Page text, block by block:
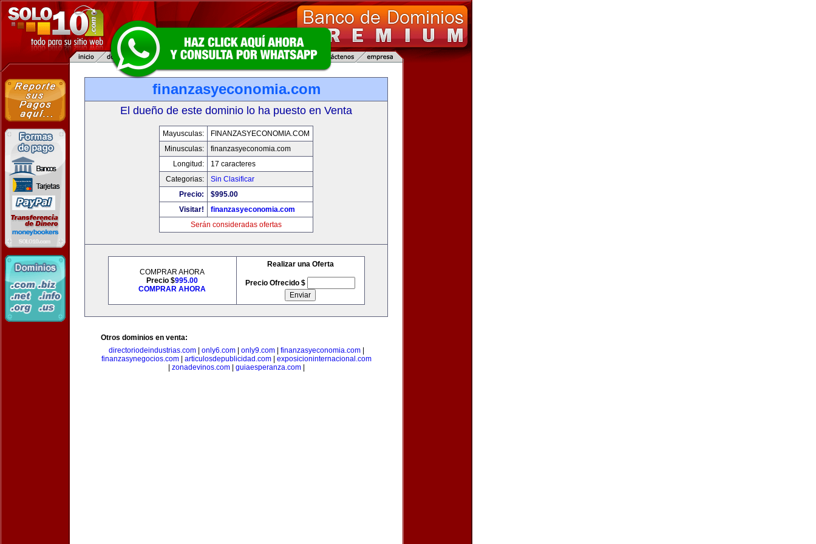
finanzasyeconomia.com
El dueño de este dominio lo ha puesto en Venta
Mayusculas:
FINANZASYECONOMIA.COM
Minusculas:
finanzasyeconomia.com
Longitud:
17 caracteres
Categorias:
Sin Clasificar
Precio:
$995.00
Visitar!
finanzasyeconomia.com
Serán consideradas ofertas
COMPRAR AHORA
Precio $995.00
COMPRAR AHORA
Realizar una Oferta
Precio Ofrecido $
Otros dominios en venta:
directoriodeindustrias.com| only6.com| only9.com| finanzasyeconomia.com|
finanzasynegocios.com| articulosdepublicidad.com| exposicioninternacional.com
zonadevinos.com| guiaesperanza.com|